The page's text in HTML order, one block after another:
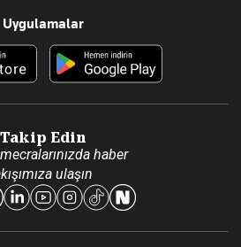
Uygulamalar
Takip Edin
haber
ulaşın